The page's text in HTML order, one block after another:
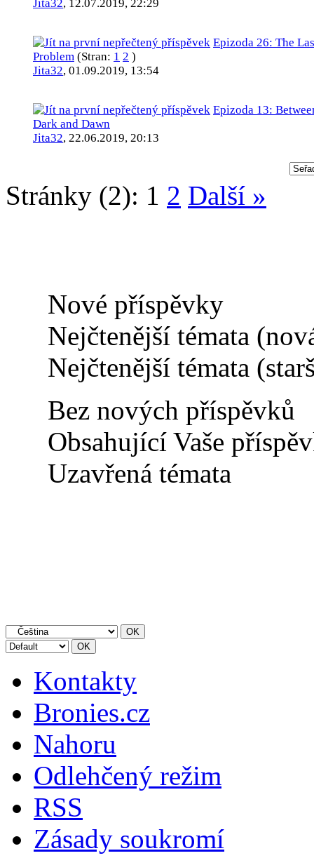
Jita32, 12.07.2019, 22:29
Epizoda 26: The
Problem (Stran: 1 2 )
Jita32, 01.09.2019, 13:54
Epizoda 13:
Dark and Dawn
Jita32, 22.06.2019, 20:13
Stránky (2): 1 2 Další »
Nové příspěvky
Nejčtenější témata
Nejčtenější témata
Bez nových příspěvků
Obsahující Vaše
Uzavřená témata
Kontakty
Bronies.cz
Nahoru
Odlehčený režim
RSS
Zásady soukromí